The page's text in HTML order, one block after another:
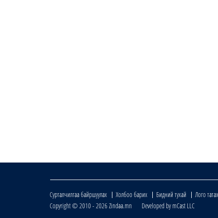
Сурталчилгаа байршуулах Холбоо барих Бидний тухай
Лого татах
Copyright © 2010 - 2026 Zindaa.mn Developed by mCast LLC